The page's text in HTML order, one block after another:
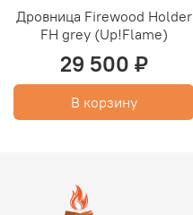
Дровница Firewood Holder
FH grey (Up!Flame)
29 500 ₽
В корзину